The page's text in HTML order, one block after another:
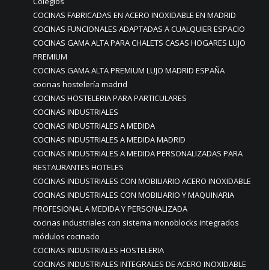
COCINAS FABRICADAS EN ACERO INOXIDABLE EN MADRID
COCINAS FUNCIONALES ADAPTADAS A CUALQUIER ESPACIO
COCINAS GAMA ALTA PARA CHALETS CASAS HOGARES LUJO
PREMIUM
COCINAS GAMA ALTA PREMIUM LUJO MADRID ESPAÑA
cocinas hostelería madrid
COCINAS HOSTELERIA PARA PARTICULARES
COCINAS INDUSTRIALES
COCINAS INDUSTRIALES A MEDIDA
COCINAS INDUSTRIALES A MEDIDA MADRID
COCINAS INDUSTRIALES A MEDIDA PERSONALIZADAS PARA
RESTAURANTES HOTELES
COCINAS INDUSTRIALES CON MOBILIARIO ACERO INOXIDABLE
COCINAS INDUSTRIALES CON MOBILIARIO Y MAQUINARIA
PROFESIONAL A MEDIDA Y PERSONALIZADA
cocinas industriales con sistema monoblocks integrados
módulos cocinado
COCINAS INDUSTRIALES HOSTELERIA
COCINAS INDUSTRIALES INTEGRALES DE ACERO INOXIDABLE